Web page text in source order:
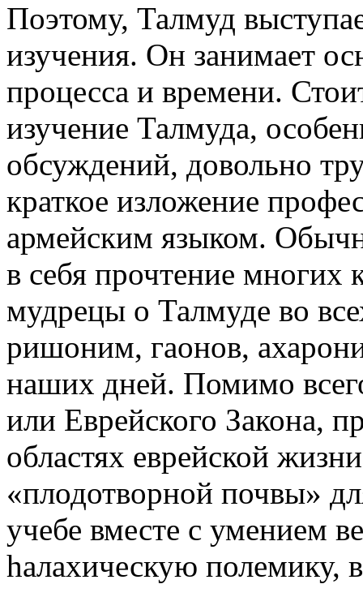
Поэтому, Талмуд
изучения. Он занимает
процесса и времени.
изучение Талмуда,
обсуждений, довольно
краткое изложение
армейским языком.
в себя прочтение многих
мудрецы о Талмуде во
ришоним, гаонов,
наших дней. Помимо
или Еврейского Закона,
областях еврейской
«плодотворной почвы»
учебе вместе с умением
hалахическую полемику,